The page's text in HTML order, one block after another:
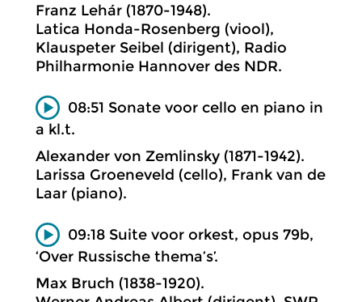
Franz Lehár (1870-1948).
Latica Honda-Rosenberg (viool),
Klauspeter Seibel (dirigent), Radio
Philharmonie Hannover des NDR.
08:51 Sonate voor cello en piano in
a kl.t.
Alexander von Zemlinsky (1871-1942).
Larissa Groeneveld (cello), Frank van de
Laar (piano).
09:18 Suite voor orkest, opus 79b,
‘Over Russische thema’s’.
Max Bruch (1838-1920).